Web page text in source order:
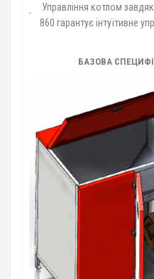
Управління котлом
860 гарантує інтуїтивне
БАЗОВА